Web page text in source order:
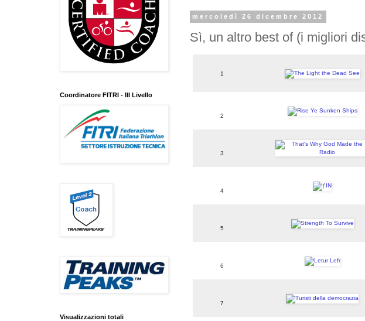
mercoledì 26 dicembre 2012
Sì, un altro best of (i migliori
1
2
3
4
5
6
7
Coordinatore FITRI - III Livello
Visualizzazioni totali